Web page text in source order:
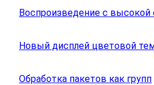
Воспроизведение с высокой
Новый дисплей цветовой
Обработка пакетов как групп